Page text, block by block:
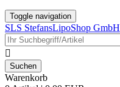
Toggle navigation
SLS StefansLipoShop GmbH

Warenkorb